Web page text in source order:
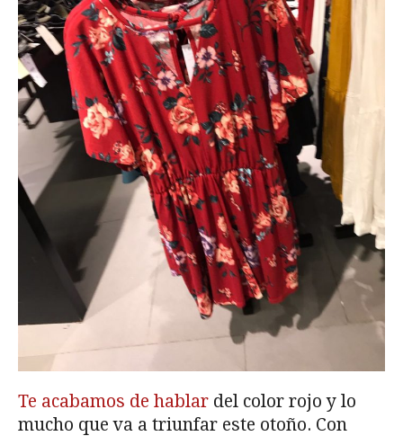
Te acabamos de hablar del color rojo y lo
mucho que va a triunfar este otoño. Con